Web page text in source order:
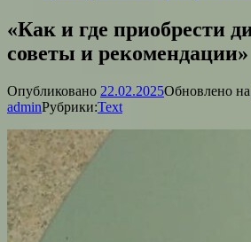
«Как и где приобрести
советы и рекомендации»
Опубликовано 22.02.2025Обновлено на
adminРубрики:Text